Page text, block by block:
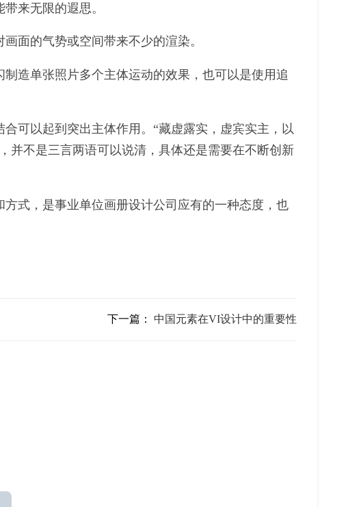
来无限的遐思。
面的气势或空间带来不少的渲染。
造单张照片多个主体运动的效果，也可以是使用追
可以起到突出主体作用。“藏虚露实，虚宾实主，以
并不是三言两语可以说清，具体还是需要在不断创新
式，是事业单位画册设计公司应有的一种态度，也
下一篇： 中国元素在VI设计中的重要性